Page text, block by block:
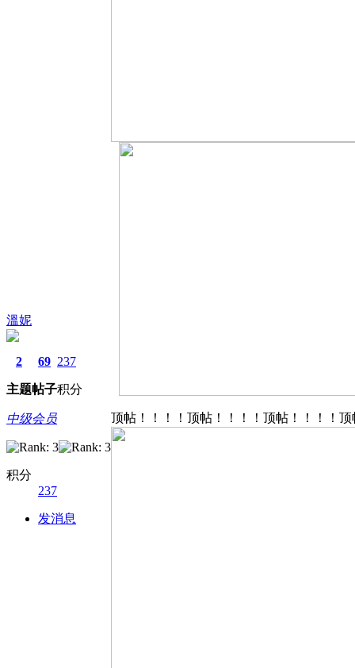
溫妮
2
主题
69
帖子
237
积分
中级会员
积分
237
发消息
顶帖！！！！顶帖！！！！顶帖！！！！